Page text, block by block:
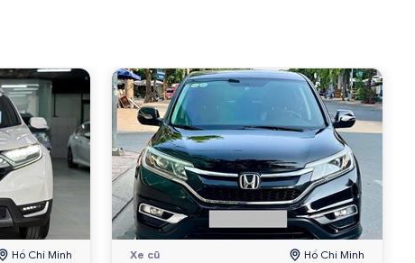
Hồ Chí Minh Xe cũ Hồ Chí Minh